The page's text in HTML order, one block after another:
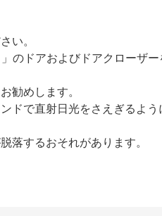
い。
のドアおよびドアクローザー
勧めします。
で直射日光をさえぎるよう
するおそれがあります。